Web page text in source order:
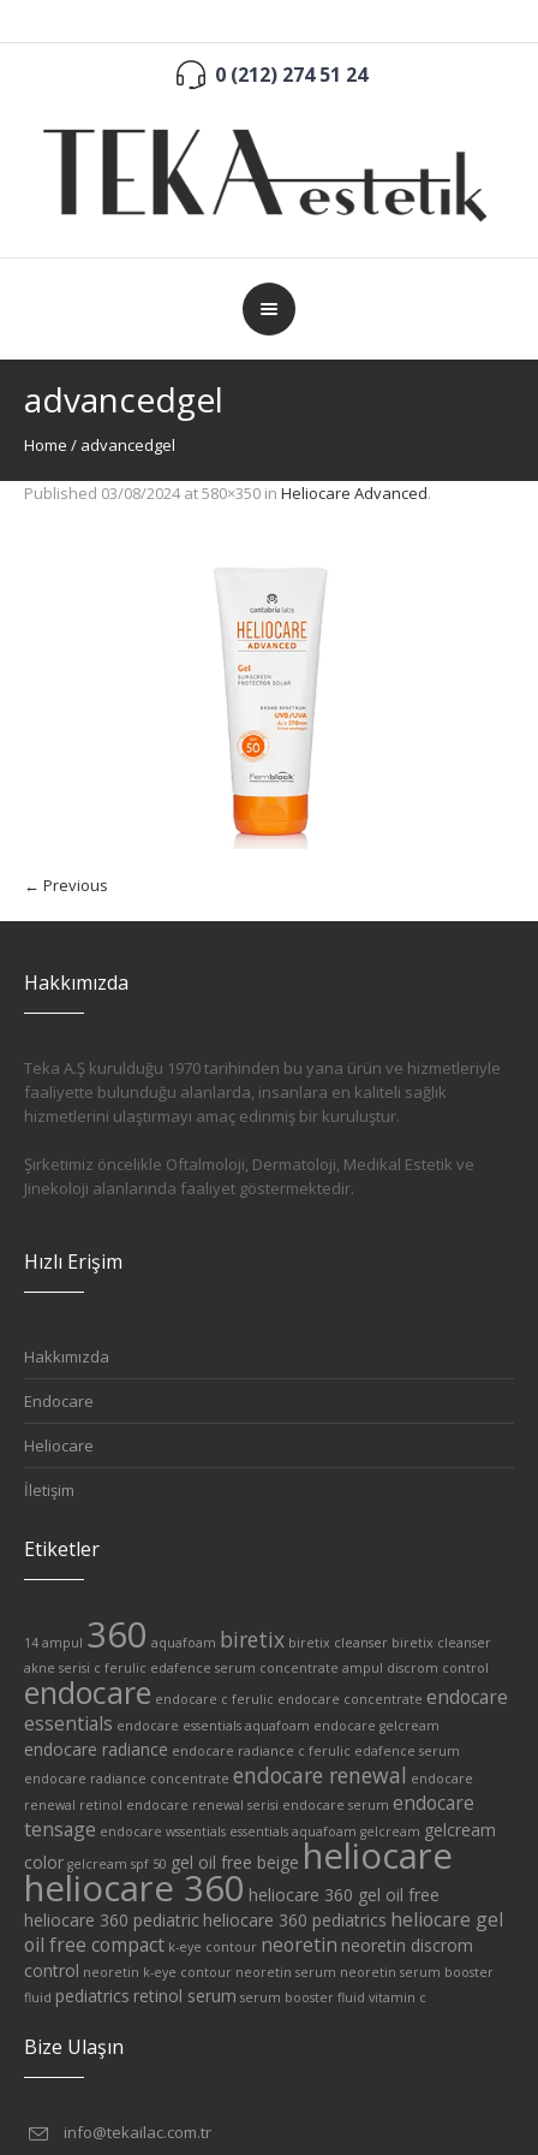
0 (212) 274 51 24
advancedgel
Home / advancedgel
Published 03/08/2024at 580×350 in Heliocare Advanced.
← Previous
Hakkımızda
Teka A.Ş kurulduğu 1970 tarihinden bu yana ürün ve hizmetleriyle
faaliyette bulunduğu alanlarda, insanlara en kaliteli sağlık
hizmetlerini ulaştırmayı amaç edinmiş bir kuruluştur.
Şirketimiz öncelikle Oftalmoloji, Dermatoloji, Medikal Estetik ve
Jinekoloji alanlarında faaliyet göstermektedir.
Hızlı Erişim
Hakkımızda
Endocare
Heliocare
İletişim
Etiketler
14 ampul 360 aquafoam biretix biretix cleanser biretix cleanser
akne serisi c ferulic edafence serum concentrate ampul discrom control
endocare endocare c ferulic endocare concentrate endocare
essentials endocare essentials aquafoam endocare gelcream
endocare radiance endocare radiance c ferulic edafence serum
endocare radiance concentrate endocare renewal endocare
renewal retinol endocare renewal serisi endocare serum endocare
tensage endocare wssentials essentials aquafoam gelcream gelcream
color gelcream spf 50 gel oil free beige heliocare
heliocare 360 heliocare 360 gel oil free
heliocare 360 pediatric heliocare 360 pediatrics heliocare gel
oil free compact k-eye contour neoretin neoretin discrom
control neoretin k-eye contour neoretin serum neoretin serum booster
fluid pediatrics retinol serum serum booster fluid vitamin c
Bize Ulaşın
info@tekailac.com.tr